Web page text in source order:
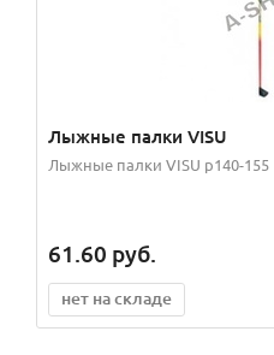
Лыжные палки VISU
Лыжные палки VISU р140-155
61.60 руб.
нет на складе